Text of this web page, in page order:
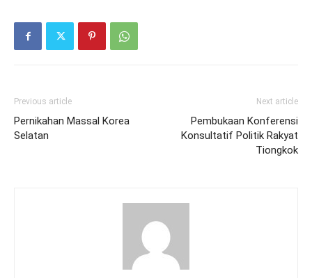
Previous article
Pernikahan Massal Korea
Selatan
Next article
Pembukaan Konferensi
Konsultatif Politik Rakyat
Tiongkok